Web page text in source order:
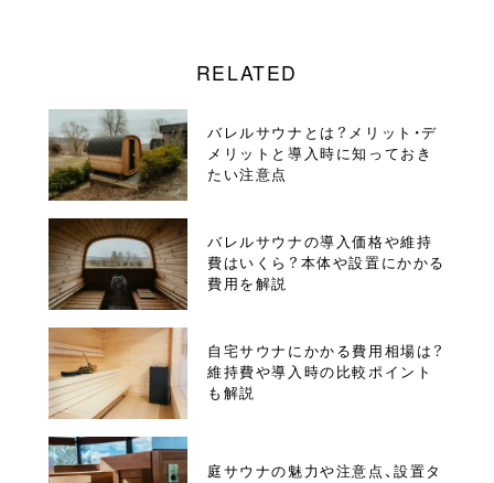
RELATED
バレルサウナとは？メリット・デ
メリットと導入時に知っておき
たい注意点
バレルサウナの導入価格や維持
費はいくら？本体や設置にかかる
費用を解説
自宅サウナにかかる費用相場は？
維持費や導入時の比較ポイント
も解説
庭サウナの魅力や注意点、設置タ